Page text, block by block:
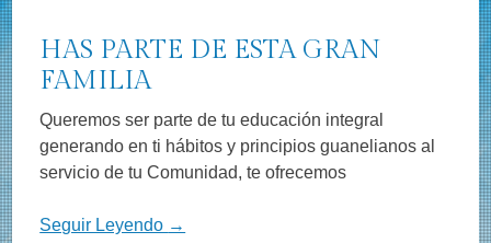
HAS PARTE DE ESTA GRAN
FAMILIA
Queremos ser parte de tu educación integral
generando en ti hábitos y principios guanelianos al
servicio de tu Comunidad, te ofrecemos
Seguir Leyendo →